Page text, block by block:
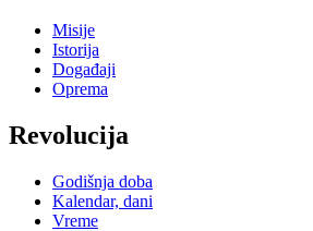
Misije
Istorija
Događaji
Oprema
Revolucija
Godišnja doba
Kalendar, dani
Vreme